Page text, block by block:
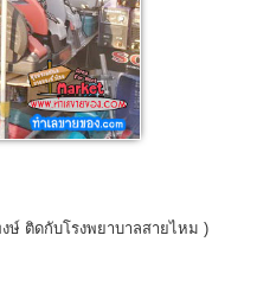
ษ์ ติดกับโรงพยาบาลสายไหม )